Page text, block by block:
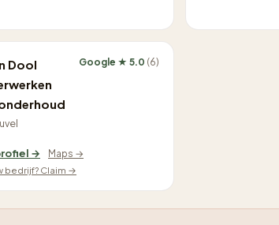
Dool
Google ★ 5.0 (6)
→
Maps →
bedrijf? Claim →